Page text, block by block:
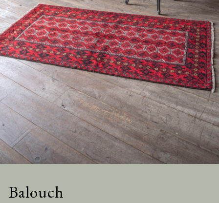
Balouch